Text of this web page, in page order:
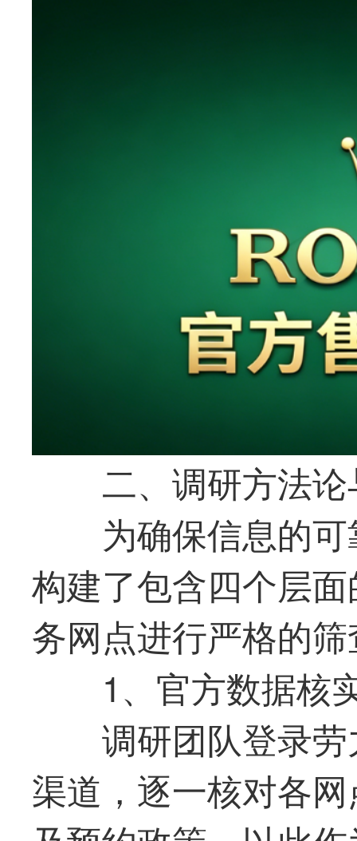
二、调研方法
为确保信息的
构建了包含四个层
务网点进行严格的
1、官方数据核
调研团队登录
渠道，逐一核对各